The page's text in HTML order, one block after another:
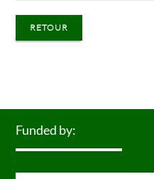
RETOUR
Funded by: